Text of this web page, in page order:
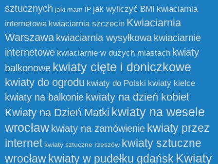
sztucznych jaki mam IP jak wyliczyć BMI kwiaciarnia
internetowa kwiaciarnia szczecin Kwiaciarnia
Warszawa kwiaciarnia wysyłkowa kwiaciarnie
internetowe kwiaciarnie w dużych miastach kwiaty
balkonowe kwiaty cięte i doniczkowe
kwiaty do ogrodu kwiaty do Polski kwiaty kielce
kwiaty na balkonie kwiaty na dzień kobiet
Kwiaty na Dzień Matki kwiaty na wesele
wrocław kwiaty na zamówienie kwiaty przez
internet kwiaty sztuczne rzeszów kwiaty sztuczne
wrocławkwiaty w pudełku gdańsk Kwiaty